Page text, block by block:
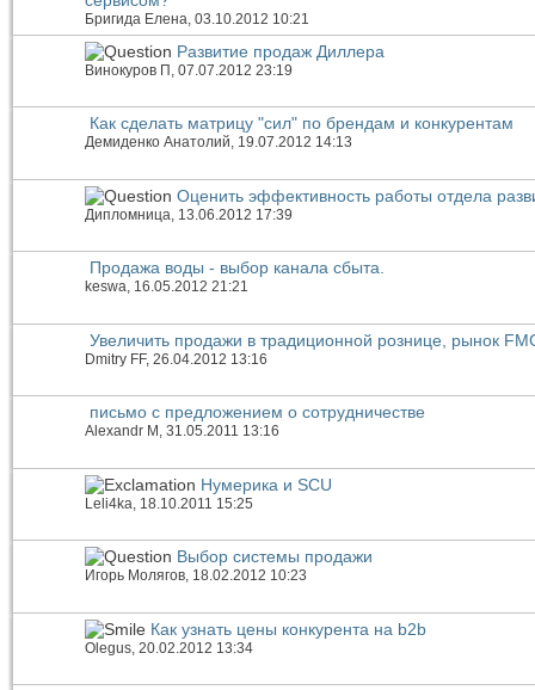
Бригида Елена , 03.10.2012 10:21
Развитие продаж Диллера
Винокуров П , 07.07.2012 23:19
Как сделать матрицу "сил" по брендам и конкурентам
Демиденко Анатолий, 19.07.2012 14:13
Оценить эффективность работы отдела
Дипломница, 13.06.2012 17:39
Продажа воды - выбор канала сбыта.
keswa, 16.05.2012 21:21
Увеличить продажи в традиционной рознице, рынок
Dmitry FF, 26.04.2012 13:16
письмо с предложением о сотрудничестве
Alexandr M , 31.05.2011 13:16
Нумерика и SCU
Leli4ka, 18.10.2011 15:25
Выбор системы продажи
Игорь Молягов, 18.02.2012 10:23
Как узнать цены конкурента на b2b
Olegus , 20.02.2012 13:34